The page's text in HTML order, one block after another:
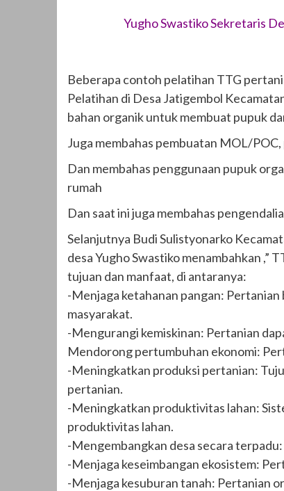
Yugho Swastiko Sekretaris
Beberapa contoh pelatihan TTG
Pelatihan di Desa Jatigembol
bahan organik untuk membuat pupuk
Juga membahas pembuatan MOL/
Dan membahas penggunaan pupuk
rumah
Dan saat ini juga membahas
Selanjutnya Budi Sulistyonarko
desa Yugho Swastiko menambahkan ,”
tujuan dan manfaat, di antaranya:
-Menjaga ketahanan pangan:
masyarakat.
-Mengurangi kemiskinan: Pertanian
Mendorong pertumbuhan ekonomi:
-Meningkatkan produksi pertanian:
pertanian.
-Meningkatkan produktivitas lahan:
produktivitas lahan.
-Mengembangkan desa secara
-Menjaga keseimbangan ekosistem:
-Menjaga kesuburan tanah: Pertanian